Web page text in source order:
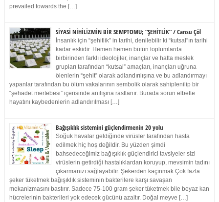
prevailed towards the […]
SİYASİ NİHİLİZMİN BİR SEMPTOMU; “ŞEHİTLİK” / Cansu Çöl
İnsanlık için “şehitlik” in tarihi, denilebilir ki “kutsal”ın tarihi
kadar eskidir. Hemen hemen bütün toplumlarda
birbirinden farklı ideolojiler, inançlar ve hatta meslek
grupları tarafından “kutsal” amaçları, inançları uğruna
ölenlerin “şehit” olarak adlandırılışına ve bu adlandırmayı
yapanlar tarafından bu ölüm vakalarının sembolik olarak sahiplenilip bir
“şehadet mertebesi” içerisinde anılışına rastlanır. Burada sorun elbette
hayatını kaybedenlerin adlandırılması […]
Bağışıklık sistemini güçlendirmenin 20 yolu
Soğuk havalar geldiğinde virüsler tarafından hasta
edilmek hiç hoş değildir. Bu yüzden şimdi
bahsedeceğimiz bağışıklık güçlendirici tavsiyeler sizi
virüslerin getirdiği hastalıklardan koruyup, mevsimin tadını
çıkarmanızı sağlayabilir. Şekerden kaçınmak Çok fazla
şeker tüketmek bağışıklık sisteminin bakterilere karşı savaşan
mekanizmasını bastırır. Sadece 75-100 gram şeker tüketmek bile beyaz kan
hücrelerinin bakterileri yok edecek gücünü azaltır. Doğal meyve […]